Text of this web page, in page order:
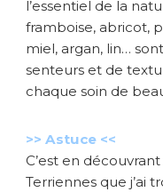
l’essentiel de la
framboise, abricot,
miel, argan, lin…
senteurs et de
chaque soin de
>> Astuce <<
C’est en
Terriennes que j’ai